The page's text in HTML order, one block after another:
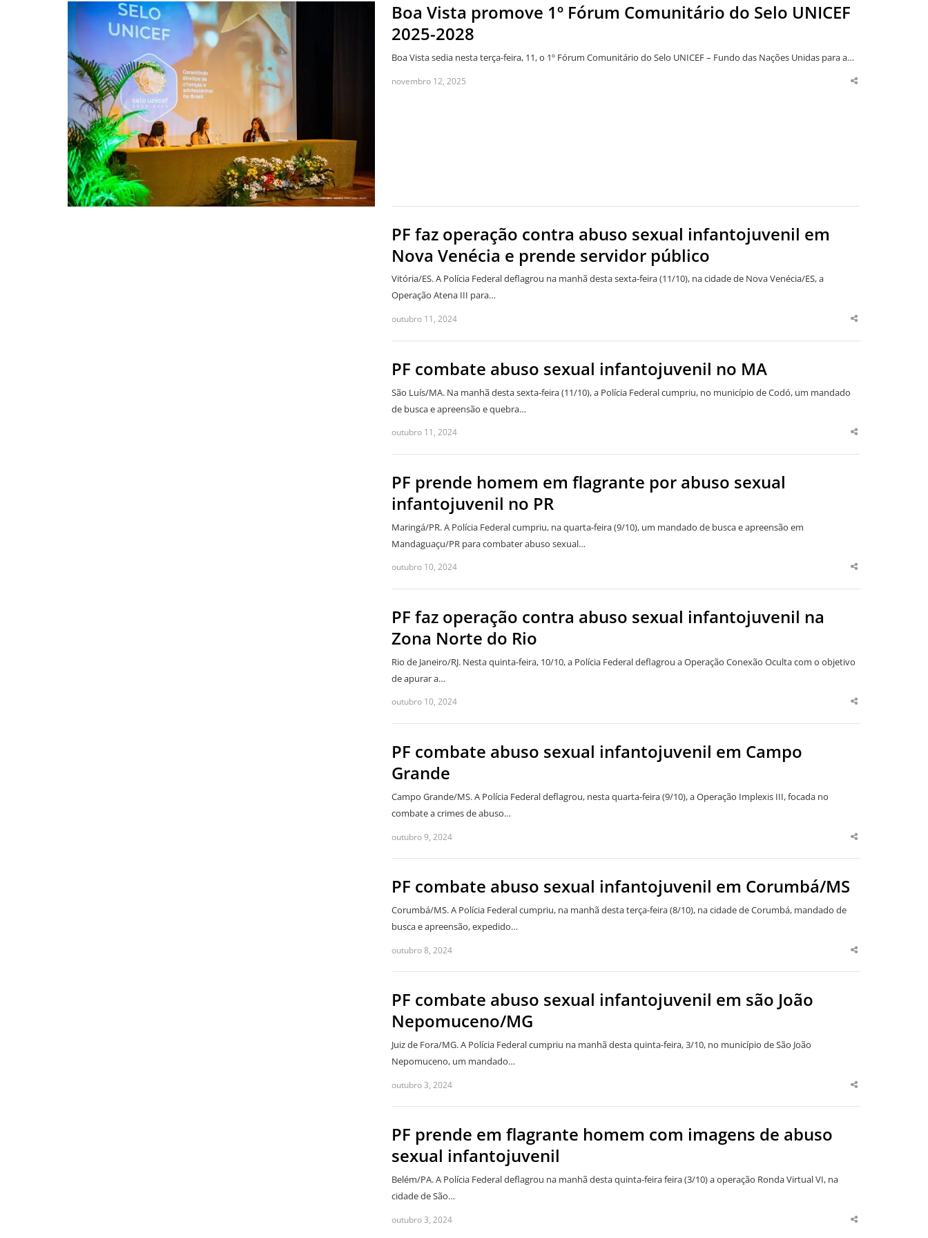
Boa Vista promove 1º Fórum Comunitário do Selo UNICEF
2025-2028
Boa Vista sedia nesta terça-feira, 11, o 1º Fórum Comunitário do Selo UNICEF – Fundo das Nações Unidas para a…
novembro 12, 2025
Share
PF faz operação contra abuso sexual infantojuvenil em
Nova Venécia e prende servidor público
Vitória/ES. A Polícia Federal deflagrou na manhã desta sexta-feira (11/10), na cidade de Nova Venécia/ES, a
Operação Atena III para…
outubro 11, 2024
Share
PF combate abuso sexual infantojuvenil no MA
São Luís/MA. Na manhã desta sexta-feira (11/10), a Polícia Federal cumpriu, no município de Codó, um mandado
de busca e apreensão e quebra…
outubro 11, 2024
Share
PF prende homem em flagrante por abuso sexual
infantojuvenil no PR
Maringá/PR. A Polícia Federal cumpriu, na quarta-feira (9/10), um mandado de busca e apreensão em
Mandaguaçu/PR para combater abuso sexual…
outubro 10, 2024
Share
PF faz operação contra abuso sexual infantojuvenil na
Zona Norte do Rio
Rio de Janeiro/RJ. Nesta quinta-feira, 10/10, a Polícia Federal deflagrou a Operação Conexão Oculta com o objetivo
de apurar a…
outubro 10, 2024
Share
PF combate abuso sexual infantojuvenil em Campo
Grande
Campo Grande/MS. A Polícia Federal deflagrou, nesta quarta-feira (9/10), a Operação Implexis III, focada no
combate a crimes de abuso…
outubro 9, 2024
Share
PF combate abuso sexual infantojuvenil em Corumbá/MS
Corumbá/MS. A Polícia Federal cumpriu, na manhã desta terça-feira (8/10), na cidade de Corumbá, mandado de
busca e apreensão, expedido…
outubro 8, 2024
Share
PF combate abuso sexual infantojuvenil em são João
Nepomuceno/MG
Juiz de Fora/MG. A Polícia Federal cumpriu na manhã desta quinta-feira, 3/10, no município de São João
Nepomuceno, um mandado…
outubro 3, 2024
Share
PF prende em flagrante homem com imagens de abuso
sexual infantojuvenil
Belém/PA. A Polícia Federal deflagrou na manhã desta quinta-feira feira (3/10) a operação Ronda Virtual VI, na
cidade de São…
outubro 3, 2024
Share